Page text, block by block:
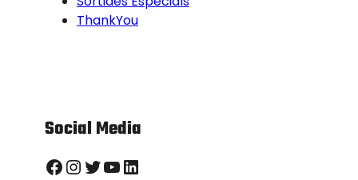
ThankYou
Social Media
Facebook InstagramTwitter YouTube LinkedIn